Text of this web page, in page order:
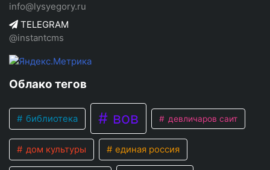
info@lysyegory.ru
TELEGRAM
@instantcms
Облако тегов
библиотека вов девличаров саит
дом культуры единая россия